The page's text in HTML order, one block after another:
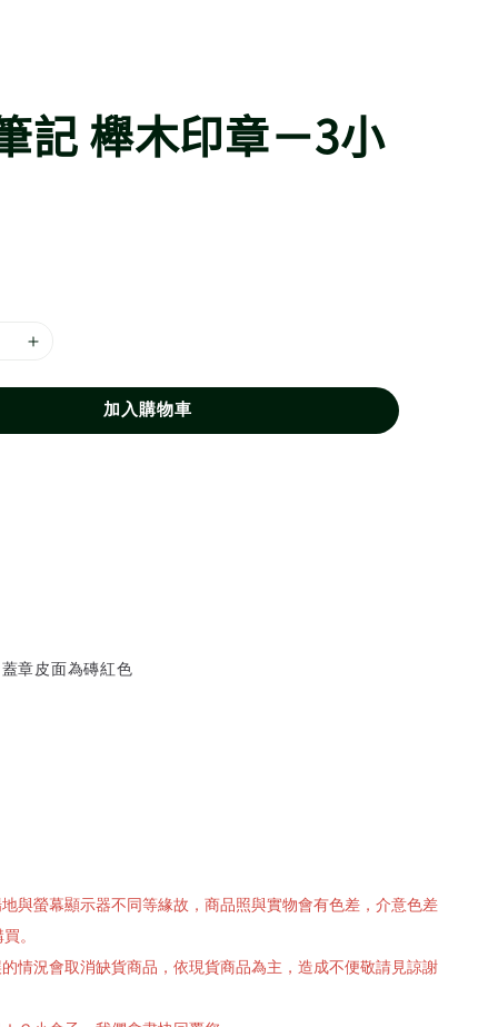
記 櫸木印章－3小
加入購物車
章皮面為磚紅色
與螢幕顯示器不同等緣故，商品照與實物會有色差，介意色差
。
情況會取消缺貨商品，依現貨商品為主，造成不便敬請見諒謝